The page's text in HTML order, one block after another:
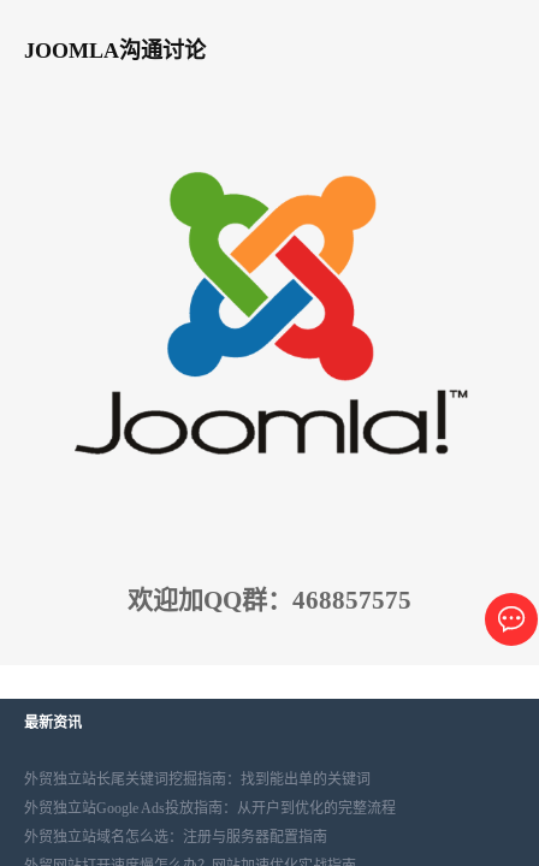
JOOMLA沟通讨论
欢迎加QQ群：468857575
最新资讯
外贸独立站长尾关键词挖掘指南：找到能出单的关键词
外贸独立站Google Ads投放指南：从开户到优化的完整流程
外贸独立站域名怎么选：注册与服务器配置指南